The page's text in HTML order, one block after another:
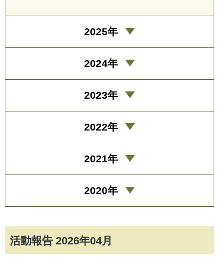
活動報告 2026年04月
2025年
2024年
2023年
2022年
2021年
2020年